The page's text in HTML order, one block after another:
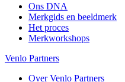
Ons DNA
Merkgids en beeldmerk
Het proces
Merkworkshops
Venlo Partners
Over Venlo Partners